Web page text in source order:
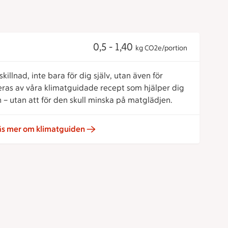
0,5 - 1,40 kg CO2e/portion
inte bara för dig själv, utan även för
av våra klimatguidade recept som hjälper dig
utan att för den skull minska på matglädjen.
mer om klimatguiden